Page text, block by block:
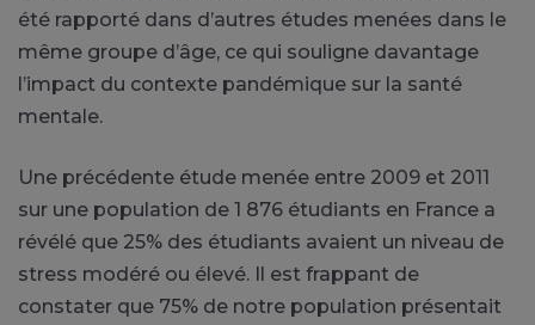
été rapporté dans d’autres études menées dans le
même groupe d’âge, ce qui souligne davantage
l’impact du contexte pandémique sur la santé
mentale.
Une précédente étude menée entre 2009 et 2011
sur une population de 1 876 étudiants en France a
révélé que 25% des étudiants avaient un niveau de
stress modéré ou élevé. Il est frappant de
constater que 75% de notre population présentait